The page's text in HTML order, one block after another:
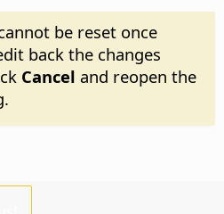
be reset once
back the changes
Cancel and reopen the